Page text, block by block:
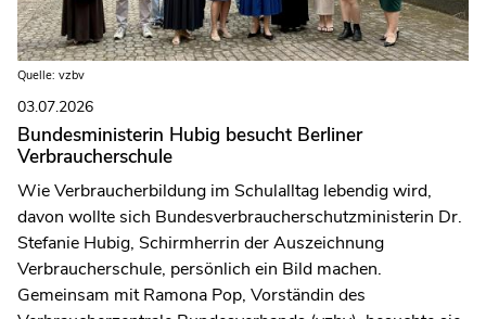
Quelle: vzbv
03.07.2026
Bundesministerin Hubig besucht Berliner
Verbraucherschule
Wie Verbraucherbildung im Schulalltag lebendig wird,
davon wollte sich Bundesverbraucherschutzministerin Dr.
Stefanie Hubig, Schirmherrin der Auszeichnung
Verbraucherschule, persönlich ein Bild machen.
Gemeinsam mit Ramona Pop, Vorständin des